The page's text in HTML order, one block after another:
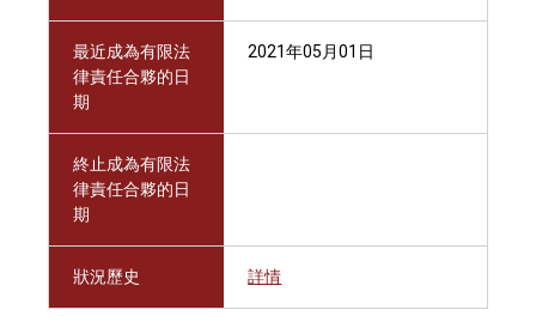
最近成為有限法
律責任合夥的日
期
2021年05月01日
終止成為有限法
律責任合夥的日
期
狀況歷史 詳情